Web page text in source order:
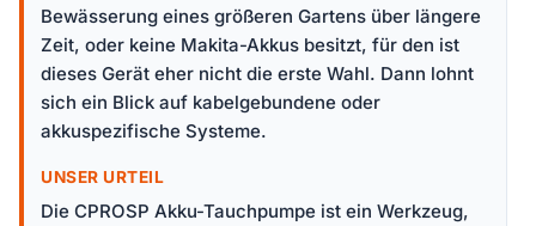
Bewässerung eines größeren Gartens über längere
Zeit, oder keine Makita-Akkus besitzt, für den ist
dieses Gerät eher nicht die erste Wahl. Dann lohnt
sich ein Blick auf kabelgebundene oder
akkuspezifische Systeme.
UNSER URTEIL
Die CPROSP Akku-Tauchpumpe ist ein Werkzeug,